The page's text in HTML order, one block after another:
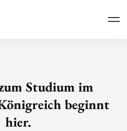
Studium im
beginnt
hier.